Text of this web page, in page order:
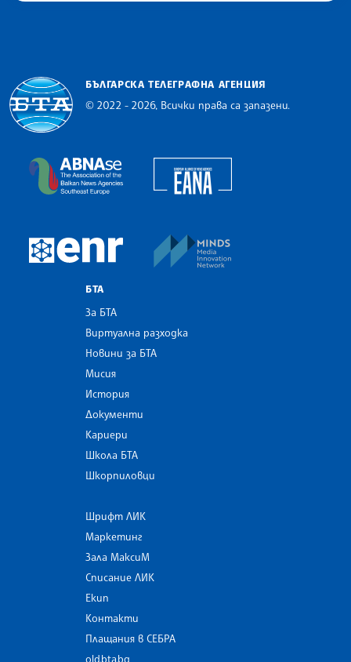
БЪЛГАРСКА ТЕЛЕГРАФНА АГЕНЦИЯ
© 2022 - 2026, Всички права са запазени.
The Assocoation of the Balkan News Agencies
European Newsroom
БТА
За БТА
Виртуална разходка
Новини за БТА
Мисия
История
Документи
Кариери
Школа БТА
Шкорпиловци
Шрифт ЛИК
Маркетинг
Зала МаксиМ
Списание ЛИК
Екип
Контакти
Плащания в СЕБРА
old.bta.bg